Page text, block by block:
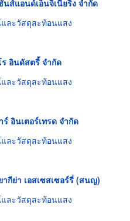
ส์แอนด์เอ็นจิเนียริ่ง จำกัด
ละวัสดุสะท้อนแสง
ร อินดัสตรี้ จำกัด
ละวัสดุสะท้อนแสง
อินเตอร์เทรด จำกัด
ละวัสดุสะท้อนแสง
กีย่า เอสเซสเซอร์รี่ (สนญ)
ละวัสดุสะท้อนแสง